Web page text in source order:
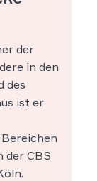
der
in den
des
ist er
der CBS